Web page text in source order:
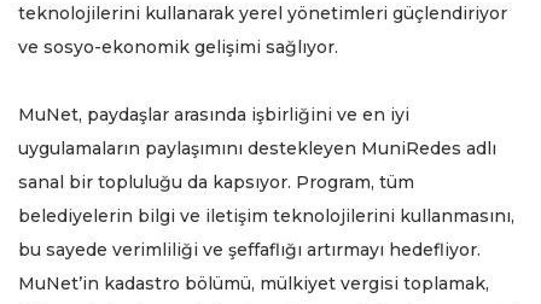
teknolojilerini kullanarak yerel yönetimleri güçlendiriyor
ve sosyo-ekonomik gelişimi sağlıyor.
MuNet, paydaşlar arasında işbirliğini ve en iyi
uygulamaların paylaşımını destekleyen MuniRedes adlı
sanal bir topluluğu da kapsıyor. Program, tüm
belediyelerin bilgi ve iletişim teknolojilerini kullanmasını,
bu sayede verimliliği ve şeffaflığı artırmayı hedefliyor.
MuNet’in kadastro bölümü, mülkiyet vergisi toplamak,